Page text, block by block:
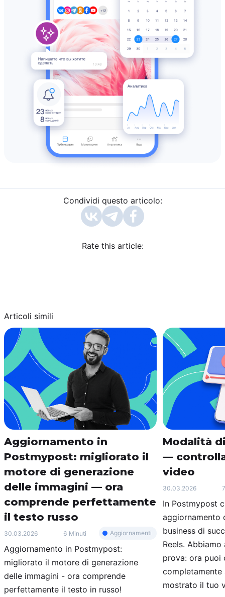
Condividi questo articolo:
Rate this article:
Articoli simili
Aggiornamento in
Postmypost: migliorato il
motore di generazione
delle immagini — ora
comprende perfettamente
il testo russo
30.03.2026 6 Minuti Aggiornamenti
Aggiornamento in Postmypost:
migliorato il motore di generazione
delle immagini - ora comprende
perfettamente il testo in russo!
Modalità
—
video
30.03.2026
In Postmypost
aggiornamento
business di
Reels.
prova: ora puoi
completamente
mostrato il tuo